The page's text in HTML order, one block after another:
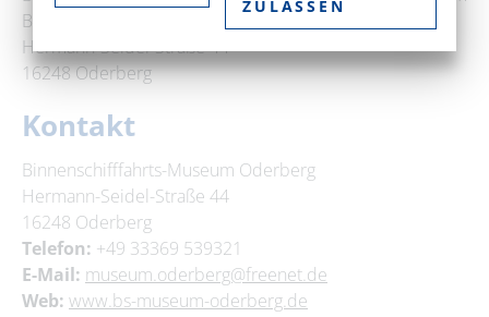
Binnenschifffahrts-Museum Oderberg
Hermann-Seidel-Straße 44
16248 Oderberg
Kontakt
Binnenschifffahrts-Museum Oderberg
Hermann-Seidel-Straße 44
16248 Oderberg
Telefon: +49 33369 539321
E-Mail: museum.oderberg@freenet.de
Web: www.bs-museum-oderberg.de
ZULASSEN